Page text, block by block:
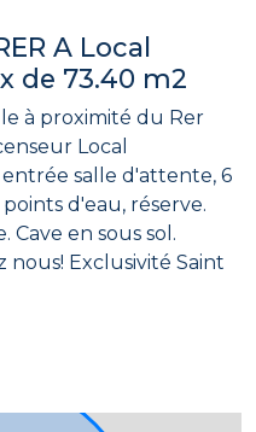
A Local
de 73.40 m2
à proximité du Rer
Local
salle d'attente, 6
d'eau, réserve.
Cave en sous sol.
Exclusivité Saint